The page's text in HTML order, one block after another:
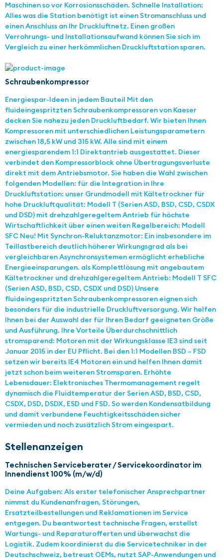
Maschinen so vor Korrosionsschäden. Schnelle Installation:
Alles was die Station benötigt ist einen Stromanschluss und
einen Anschluss an Ihr Druckluftnetz. Einen großen
Verrohrungs- und Installationsaufwand können Sie sich im
Vergleich zu einer herkömmlichen Druckluftstation sparen.
Schraubenkompressor
Energiespar-Ideen in jedem Bauteil Mit den
fluideingespritzten Schraubenkompressoren von Kaeser
decken Sie nahezu jeden Druckluftbedarf. Wir bieten Ihnen
Kompressoren mit unterschiedlichen Leistungsparametern
zwischen 18,5 kW und 315 kW. Alle sind mit einem
energiesparendem 1:1 Direktantrieb ausgestattet. Dieser
verbindet den Kompressorblock ohne Übertragungsverluste
direkt mit dem Antriebsmotor. Sie haben die Wahl zwischen
folgenden Modellen: für die Integration in Ihre
Druckluftstation: unser Grundmodell mit Kältetrockner für
hohe Druckluftqualität: Modell T (Serien ASD, BSD, CSD, CSDX
und DSD) mit drehzahlgeregeltem Antrieb für höchste
Wirtschaftlichkeit über einen weiten Regelbereich: Modell
SFC Neu! Mit Synchron-Reluktanzmotor: Ein insbesondere im
Teillastbereich deutlich höherer Wirkungsgrad als bei
vergleichbaren Asynchronsystemen ermöglicht erhebliche
Energieeinsparungen. als Komplettlösung mit angebautem
Kältetrockner und drehzahlgeregeltem Antrieb: Modell T SFC
(Serien ASD, BSD, CSD, CSDX und DSD) Unsere
fluideingespritzten Schraubenkompressoren eignen sich
besonders für die industrielle Druckluftversorgung. Wir helfen
Ihnen bei der Auswahl der für Ihren Bedarf geeigneten Größe
und Ausführung. Ihre Vorteile Überdurchschnittlich
stromsparend: Motoren mit der Wirkungsklasse IE3 sind seit
Januar 2015 in der EU Pflicht. Bei den 1:1 Modellen BSD – FSD
setzen wir bereits IE4 Motoren ein und helfen Ihnen damit
jetzt schon beim weiteren Stromsparen. Erhöhte
Lebensdauer: Elektronisches Thermomanagement regelt
dynamisch die Fluidtemperatur der Serien ASD, BSD, CSD,
CSDX, DSD, DSDX, ESD und FSD. So werden Kondensatbildung
und damit verbundene Feuchtigkeitsschäden sicher
vermieden und noch zusätzlich Strom eingespart.
Stellenanzeigen
Technischen Serviceberater / Servicekoordinator im
Innendienst 100% (m/w/d)
Deine Aufgaben: Als erster telefonischer Ansprechpartner
nimmst du Kundenanfragen, Störungen,
Ersatzteilbestellungen und Reklamationen im Service
entgegen. Du beantwortest technische Fragen, erstellst
Wartungs- und Reparaturofferten und überwachst die
Logistik. Zudem koordinierst du die Servicetechniker in der
Deutschschweiz, betreust OEMs, nutzt SAP-Anwendungen und